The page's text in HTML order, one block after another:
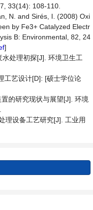
33(14): 108-110.
N. and Sirés, I. (2008) Oxi
by Fe3+ Catalyzed Electr
B: Environmental, 82, 24
]
处理初探[J]. 环境卫生工
工艺设计[D]: [硕士学位论
的研究现状与展望[J]. 环境
理设备工艺研究[J]. 工业用